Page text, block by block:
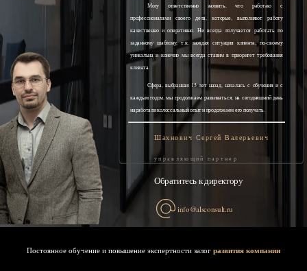
Могу ответственно заявить, что работаю с
профессионалами своего дела, которые, выполняют работу
качественно и оперативно. Ни всегда получается работать по
заданному шаблону, т.к. каждая ситуация клиента, по-своему
уникальна и конечно мы всегда ставим в приоритет требования
клиента.
Сфера, выбранная 15 лет назад, началась с обучения и с
каждым годом, мы продолжаем развиваться, на сегодняшний день
наработали колоссальный опыт и продолжаем его получать.
Шахнович Сергей Валерьевич
управляющий партнер
Обратитесь к директору
info@alsconsult.ru
Постоянное обучение и повышение экспертности залог развития компании